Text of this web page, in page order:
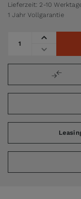
Lieferzeit: 2-10
1 Jahr Vollgarantie